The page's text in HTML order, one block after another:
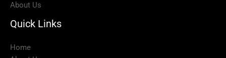
About Us
Quick Links
Home